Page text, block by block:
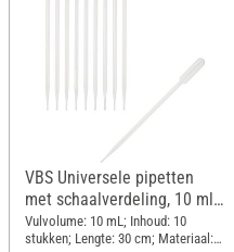
VBS Universele pipetten
met schaalverdeling, 10 ml,
10 stuks
Vulvolume: 10 mL; Inhoud: 10
stukken; Lengte: 30 cm; Materiaal: